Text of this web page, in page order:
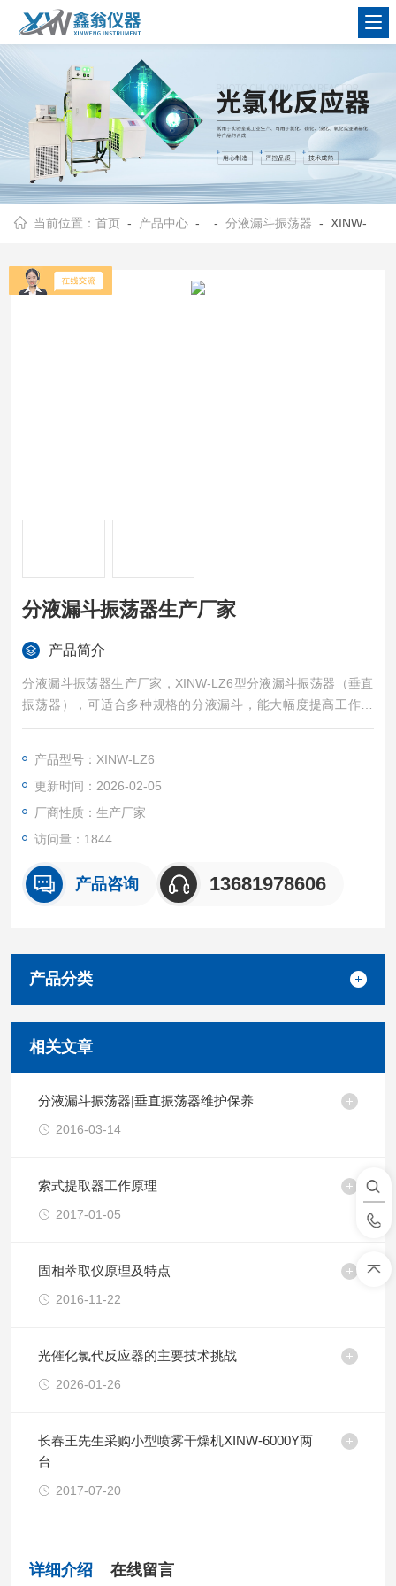
查看更多
当前位置：首页 - 产品中心 - -分液漏斗振荡器 - XINW-LZ6分液漏斗振荡器生产厂家
分液漏斗振荡器生产厂家
产品简介
分液漏斗振荡器生产厂家，XINW-LZ6型分液漏斗振荡器（垂直
振荡器），可适合多种规格的分液漏斗，能大幅度提高工作效
率，减轻工作强度。产品使用灵活，操作方便，满足多种场合的
产品型号：XINW-LZ6
更新时间：2026-02-05
厂商性质：生产厂家
访问量：1844
产品咨询 13681978606
产品分类
相关文章
分液漏斗振荡器|垂直振荡器维护保养
2016-03-14
索式提取器工作原理
2017-01-05
固相萃取仪原理及特点
2016-11-22
光催化氯代反应器的主要技术挑战
2026-01-26
长春王先生采购小型喷雾干燥机XINW-6000Y两
台
2017-07-20
详细介绍 在线留言